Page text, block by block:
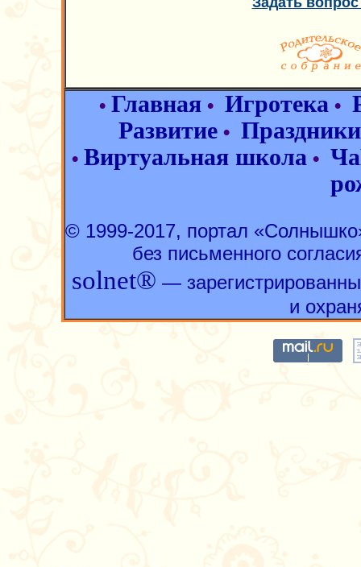
• Главная • Игротека •
Развитие• Праздники
• Виртуальная школа •
© 1999-2017, портал
без письменного
solnet® —
и